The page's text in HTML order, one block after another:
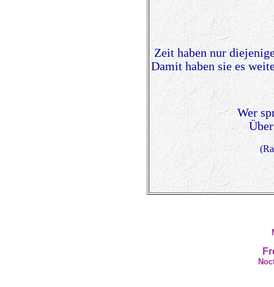
Zeit haben nur
Damit haben sie es
Wer